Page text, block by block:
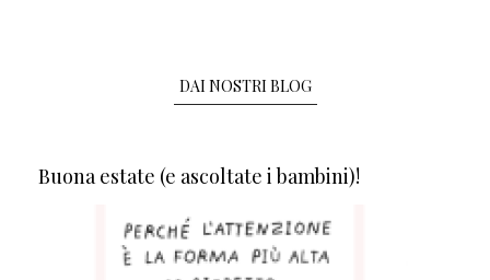
DAI NOSTRI BLOG
Buona estate (e ascoltate i bambini)!